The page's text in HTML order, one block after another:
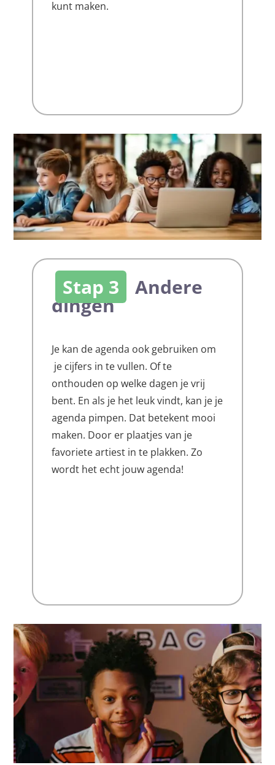
kunt maken.
Stap 3 Andere
dingen
Je kan de agenda ook gebruiken om
je cijfers in te vullen. Of te
onthouden op welke dagen je vrij
bent. En als je het leuk vindt, kan je je
agenda pimpen. Dat betekent mooi
maken. Door er plaatjes van je
favoriete artiest in te plakken. Zo
wordt het echt jouw agenda!